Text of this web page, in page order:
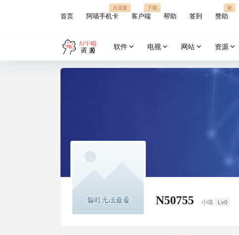
首页 阿喵手机卡
大流量
客户端
下载
帮助 签到 赞助
谢
软件 电视 网站 资源
N50755 小喵 Lv0